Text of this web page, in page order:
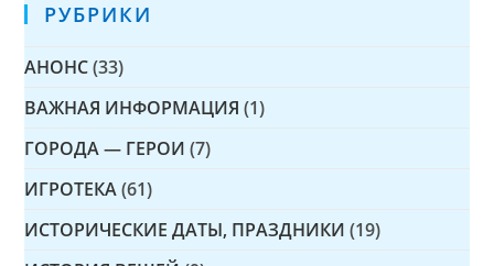
РУБРИКИ
АНОНС (33)
ВАЖНАЯ ИНФОРМАЦИЯ (1)
ГОРОДА — ГЕРОИ (7)
ИГРОТЕКА (61)
ИСТОРИЧЕСКИЕ ДАТЫ, ПРАЗДНИКИ (19)